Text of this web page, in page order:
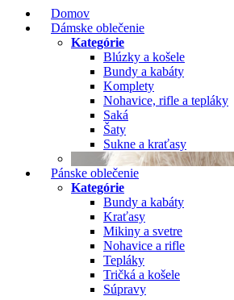
Domov
Dámske oblečenie
Kategórie
Blúzky a košele
Bundy a kabáty
Komplety
Nohavice, rifle a tepláky
Saká
Šaty
Sukne a kraťasy
Pánske oblečenie
Kategórie
Bundy a kabáty
Kraťasy
Mikiny a svetre
Nohavice a rifle
Tepláky
Tričká a košele
Súpravy